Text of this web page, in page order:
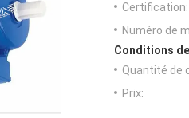
Certification:
Numéro de
Conditions
Quantité de
Prix: